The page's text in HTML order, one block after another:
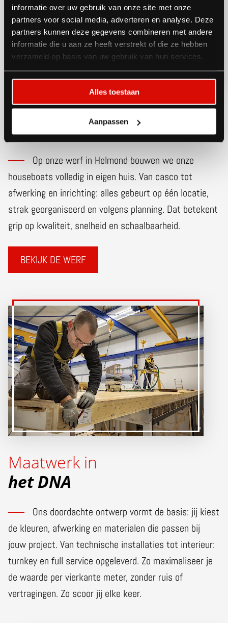
informatie over uw gebruik van onze site met onze
partners voor social media, adverteren en analyse. Deze
partners kunnen deze gegevens combineren met andere
informatie die u aan ze heeft verstrekt of die ze hebben
verzameld op basis van uw gebruik van hun services.
Alles toestaan
Aanpassen
Alles in
eigen huis
Op onze werf in Helmond bouwen we onze
houseboats volledig in eigen huis. Van casco tot
afwerking en inrichting: alles gebeurt op één locatie,
strak georganiseerd en volgens planning. Dat betekent
grip op kwaliteit, snelheid en schaalbaarheid.
BEKIJK DE WERF
Maatwerk in
het DNA
Ons doordachte ontwerp vormt de basis: jij kiest
de kleuren, afwerking en materialen die passen bij
jouw project. Van technische installaties tot interieur:
turnkey en full service opgeleverd. Zo maximaliseer je
de waarde per vierkante meter, zonder ruis of
vertragingen. Zo scoor jij elke keer.